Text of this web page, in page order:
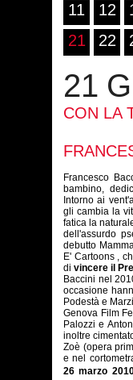
11
12
21
22
21
CON LA
Francesco
bambino,
Intorno ai
gli cambia la
fatica la
dell'assurdo
debutto
E' Cartoons ,
di vincere il
Baccini nel
occasione
Podestà e
Genova Film
Palozzi e
inoltre
Zoè (opera
e nel
26 marzo